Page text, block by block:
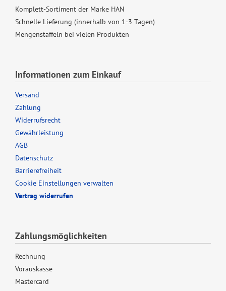
Komplett-Sortiment der Marke HAN
Schnelle Lieferung (innerhalb von 1-3 Tagen)
Mengenstaffeln bei vielen Produkten
Informationen zum Einkauf
Versand
Zahlung
Widerrufsrecht
Gewährleistung
AGB
Datenschutz
Barrierefreiheit
Cookie Einstellungen verwalten
Vertrag widerrufen
Zahlungsmöglichkeiten
Rechnung
Vorauskasse
Mastercard